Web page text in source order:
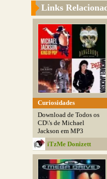
Links
Curiosidades
Download de Todos os
CD\'s de Michael
Jackson em MP3
iTzMe Donizett